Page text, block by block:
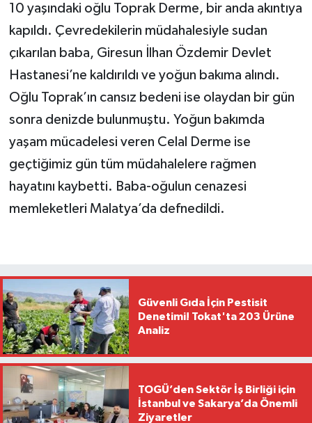
10 yaşındaki oğlu Toprak Derme, bir anda akıntıya
kapıldı. Çevredekilerin müdahalesiyle sudan
çıkarılan baba, Giresun İlhan Özdemir Devlet
Hastanesi’ne kaldırıldı ve yoğun bakıma alındı.
Oğlu Toprak’ın cansız bedeni ise olaydan bir gün
sonra denizde bulunmuştu. Yoğun bakımda
yaşam mücadelesi veren Celal Derme ise
geçtiğimiz gün tüm müdahalelere rağmen
hayatını kaybetti. Baba-oğulun cenazesi
memleketleri Malatya’da defnedildi.
Güvenli Gıda İçin Pestisit
Denetimi! Tokat'ta 203 Ürüne
Analiz
TOGÜ’den Sektör İş Birliği için
İstanbul ve Sakarya’da Önemli
Ziyaretler